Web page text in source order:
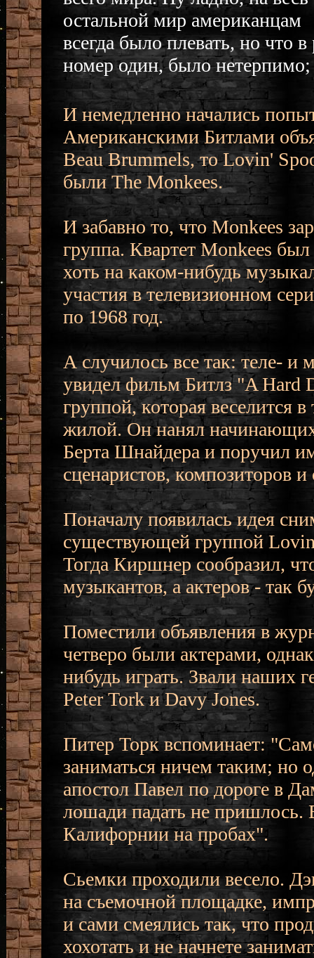
остальной мир американцам
всегда было плевать, но что
номер один, было
И немедленно начались
Американскими Битлами
Beau Brummels, то Lovin'
были The Monkees.
И забавно то, что Monkees
группа. Квартет Monkees
хоть на каком-нибудь
участия в телевизионном
по 1968 год.
А случилось все так: теле-
увидел фильм Битлз "A Hard
группой, которая веселится
жилой. Он нанял
Берта Шнайдера и поручил
сценаристов, композиторов и
Поначалу появилась идея
существующей группой
Тогда Киршнер сообразил,
музыкантов, а актеров - так
Поместили объявления в
четверо были актерами,
нибудь играть. Звали наших
Peter Tork и Davy Jones.
Питер Торк вспоминает:
заниматься ничем таким;
апостол Павел по дороге в
лошади падать не
Калифорнии на пробах".
Сьемки проходили весело.
на съемочной площадке,
и сами смеялись так, что
хохотать и не начнете